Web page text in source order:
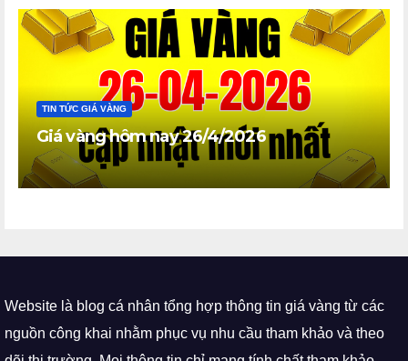
TIN TỨC GIÁ VÀNG
Giá vàng hôm nay 26/4/2026
Website là blog cá nhân tổng hợp thông tin giá vàng từ các
nguồn công khai nhằm phục vụ nhu cầu tham khảo và theo